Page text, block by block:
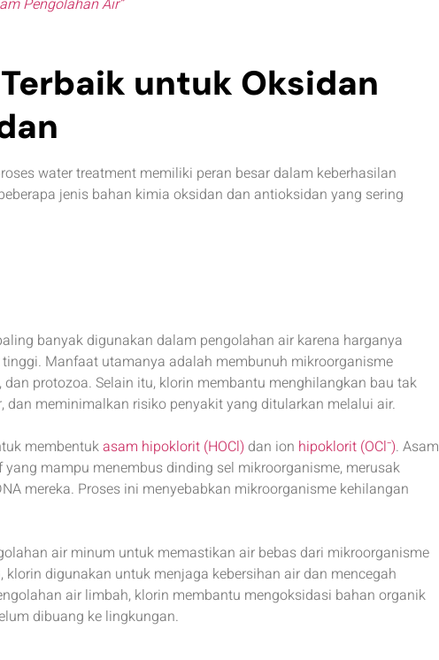
Pengolahan Air”
untuk Oksidan
water treatment memiliki peran besar dalam keberhasilan
jenis bahan kimia oksidan dan antioksidan yang sering
banyak digunakan dalam pengolahan air karena harganya
Manfaat utamanya adalah membunuh mikroorganisme
dan protozoa. Selain itu, klorin membantu menghilangkan bau tak
dan meminimalkan risiko penyakit yang ditularkan melalui air.
membentukasam hipoklorit (HOCl) dan ion hipoklorit (OCl⁻). Asam
mampu menembus dinding sel mikroorganisme, merusak
mereka. Proses ini menyebabkan mikroorganisme kehilangan
air minum untuk memastikan air bebas dari mikroorganisme
klorin digunakan untuk menjaga kebersihan air dan mencegah
air limbah, klorin membantu mengoksidasi bahan organik
dibuang ke lingkungan.